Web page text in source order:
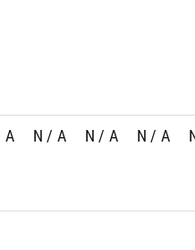
A N / A N / A N / A